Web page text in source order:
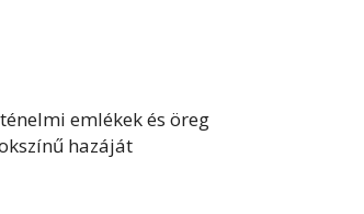
emlékek és öreg
hazáját